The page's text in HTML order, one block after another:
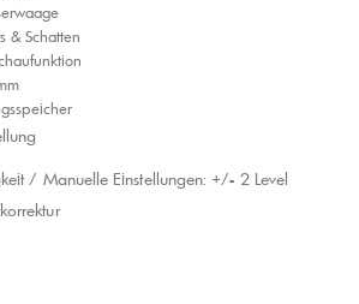
& Schatten
/ Manuelle Einstellungen: +/- 2 Level